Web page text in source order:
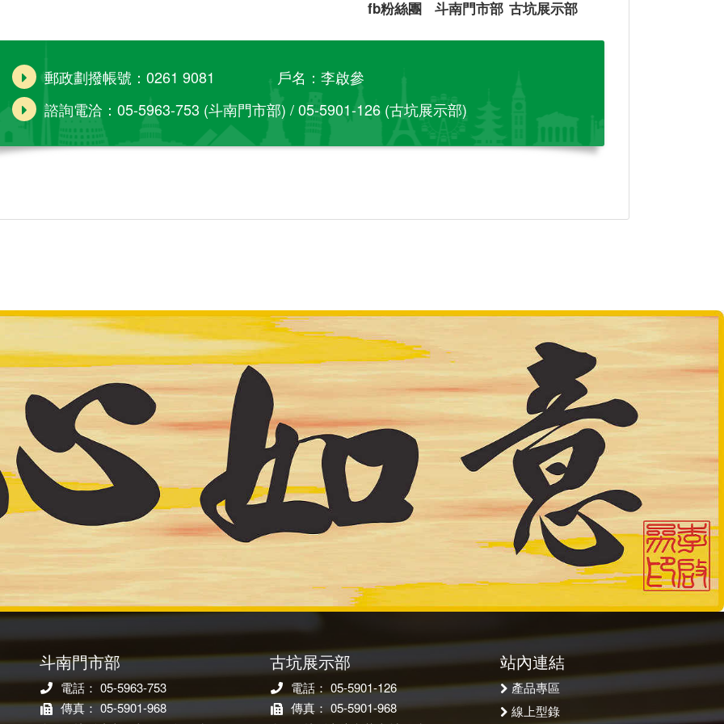
fb粉絲團 斗南門市部 古坑展示部
郵政劃撥帳號：0261 9081 戶名：李啟參
諮詢電洽：05-5963-753 (斗南門市部) / 05-5901-126 (古坑展示部)
斗南門市部
電話： 05-5963-753
傳真： 05-5901-968
古坑展示部
電話： 05-5901-126
傳真： 05-5901-968
站內連結
產品專區
線上型錄